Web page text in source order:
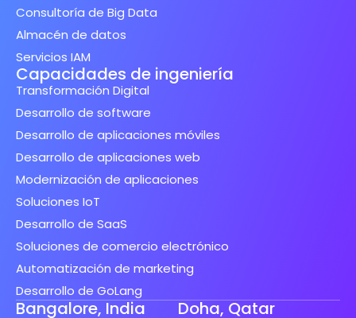
Consultoría de Big Data
Almacén de datos
Servicios IAM
Capacidades de ingeniería
Transformación Digital
Desarrollo de software
Desarrollo de aplicaciones móviles
Desarrollo de aplicaciones web
Modernización de aplicaciones
Soluciones IoT
Desarrollo de SaaS
Soluciones de comercio electrónico
Automatización de marketing
Desarrollo de GoLang
Bangalore, India Doha, Qatar